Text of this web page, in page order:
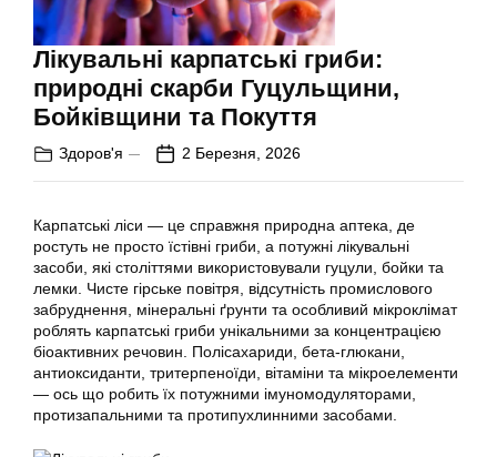
Лікувальні карпатські гриби:
природні скарби Гуцульщини,
Бойківщини та Покуття
Здоров'я 2 Березня, 2026
Карпатські ліси — це справжня природна аптека, де
ростуть не просто їстівні гриби, а потужні лікувальні
засоби, які століттями використовували гуцули, бойки та
лемки. Чисте гірське повітря, відсутність промислового
забруднення, мінеральні ґрунти та особливий мікроклімат
роблять карпатські гриби унікальними за концентрацією
біоактивних речовин. Полісахариди, бета-глюкани,
антиоксиданти, тритерпеноїди, вітаміни та мікроелементи
— ось що робить їх потужними імуномодуляторами,
протизапальними та протипухлинними засобами.